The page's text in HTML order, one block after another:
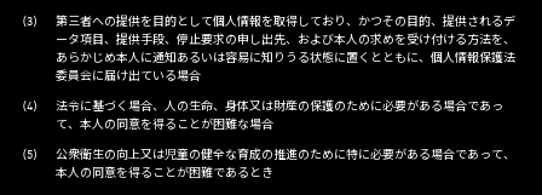
第三者への提供を目的として個人情報を取得しており、かつその目的、提供されるデ
ータ項目、提供手段、停止要求の申し出先、および本人の求めを受け付ける方法を、
あらかじめ本人に通知あるいは容易に知りうる状態に置くとともに、個人情報保護法
委員会に届け出ている場合
法令に基づく場合、人の生命、身体又は財産の保護のために必要がある場合であっ
て、本人の同意を得ることが困難な場合
公衆衛生の向上又は児童の健全な育成の推進のために特に必要がある場合であって、
本人の同意を得ることが困難であるとき